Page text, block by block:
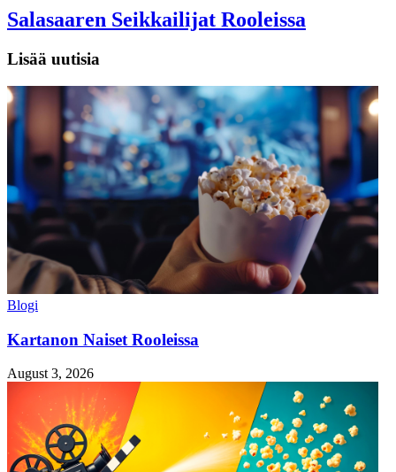
Salasaaren Seikkailijat Rooleissa
Lisää uutisia
Blogi
Kartanon Naiset Rooleissa
August 3, 2026